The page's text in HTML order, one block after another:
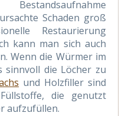
Schaden groß
Restaurierung
kann man sich auch
Wenn die Würmer im
sinnvoll die Löcher zu
und Holzfiller sind
die genutzt
aufzufüllen.